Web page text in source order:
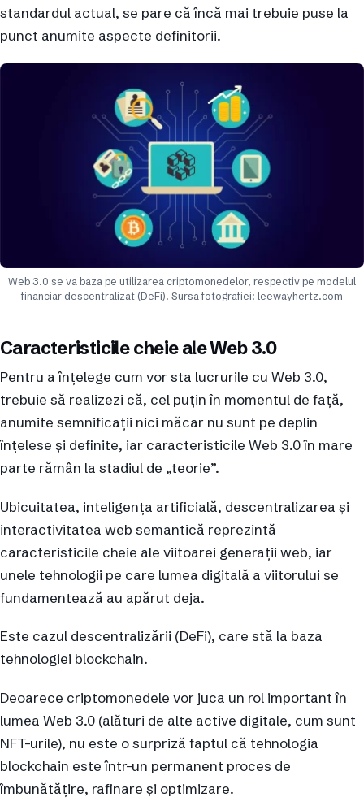
standardul actual, se pare că încă mai trebuie puse la
punct anumite aspecte definitorii.
Web 3.0 se va baza pe utilizarea criptomonedelor, respectiv pe modelul
financiar descentralizat (DeFi). Sursa fotografiei: leewayhertz.com
Caracteristicile cheie ale Web 3.0
Pentru a înțelege cum vor sta lucrurile cu Web 3.0,
trebuie să realizezi că, cel puțin în momentul de față,
anumite semnificații nici măcar nu sunt pe deplin
înțelese și definite, iar caracteristicile Web 3.0 în mare
parte rămân la stadiul de „teorie”.
Ubicuitatea, inteligența artificială, descentralizarea și
interactivitatea web semantică reprezintă
caracteristicile cheie ale viitoarei generații web, iar
unele tehnologii pe care lumea digitală a viitorului se
fundamentează au apărut deja.
Este cazul descentralizării (DeFi), care stă la baza
tehnologiei blockchain.
Deoarece criptomonedele vor juca un rol important în
lumea Web 3.0 (alături de alte active digitale, cum sunt
NFT-urile), nu este o surpriză faptul că tehnologia
blockchain este într-un permanent proces de
îmbunătățire, rafinare și optimizare.